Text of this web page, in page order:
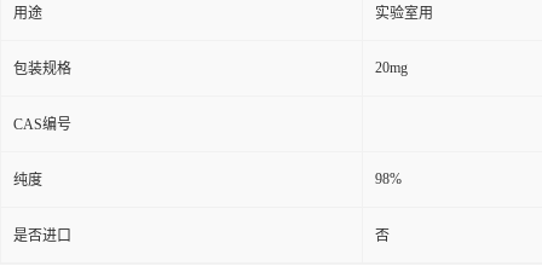
用途 实验室用
包装规格 20mg
CAS编号
纯度 98%
是否进口 否